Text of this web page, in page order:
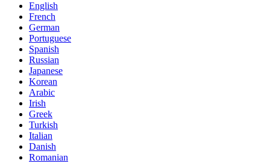
English
French
German
Portuguese
Spanish
Russian
Japanese
Korean
Arabic
Irish
Greek
Turkish
Italian
Danish
Romanian